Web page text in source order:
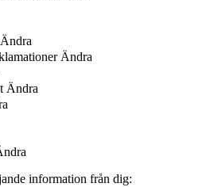
Ändra
Ändra
Ändra
information från dig: